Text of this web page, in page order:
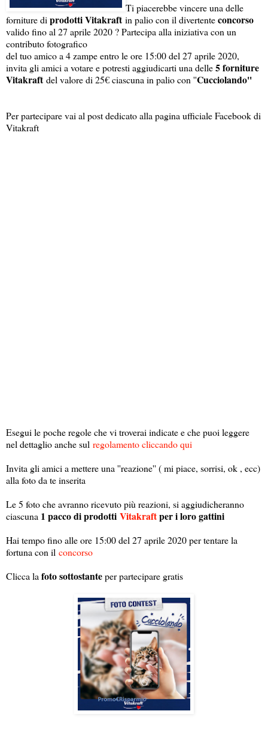
Ti piacerebbe vincere una delle
forniture di prodotti Vitakraft in palio con il divertenteconcorso
valido fino al 27 aprile 2020 ? Partecipa alla iniziativa con un
contributo fotografico
del tuo amico a 4 zampe entro le ore 15:00 del 27 aprile 2020,
invita gli amici a votare e potresti aggiudicarti una delle5 forniture
Vitakraft del valore di 25€ ciascuna in palio con ''Cucciolando''
Per partecipare vai al post dedicato alla pagina ufficiale Facebook di
Vitakraft
Esegui le poche regole che vi troverai indicate e che puoi leggere
nel dettaglio anche sul regolamento cliccando qui
Invita gli amici a mettere una ''reazione'' ( mi piace, sorrisi, ok , ecc)
alla foto da te inserita
Le 5 foto che avranno ricevuto più reazioni, si aggiudicheranno
ciascuna 1 pacco di prodotti Vitakraftper i loro gattini
Hai tempo fino alle ore 15:00 del 27 aprile 2020 per tentare la
fortuna con il concorso
Clicca la foto sottostanteper partecipare gratis